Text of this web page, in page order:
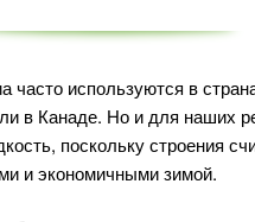
часто используются в
в Канаде. Но и для наших
поскольку строения
и экономичными зимой.